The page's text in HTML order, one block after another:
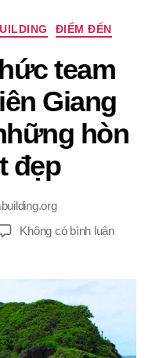
ĐIỂM ĐẾN
team
Giang
hòn
đẹp
Không có bình luậnở
tổ
tại